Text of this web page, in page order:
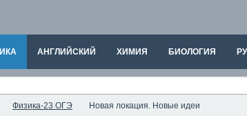
АНГЛИЙСКИЙ ХИМИЯ БИОЛОГИЯ
Физика-23 ОГЭ Новая локация. Новые идеи